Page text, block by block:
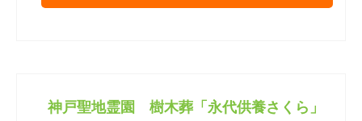
神戸聖地霊園 樹木葬「永代供養さくら」